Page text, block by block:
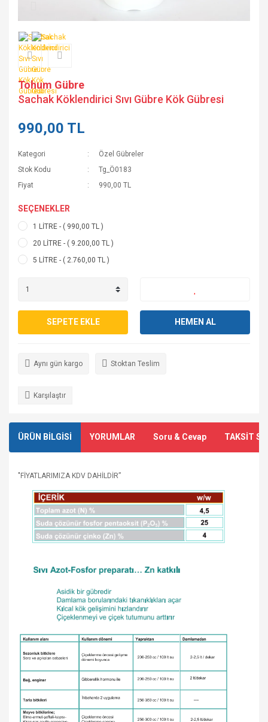
Tohum Gübre
Sachak Köklendirici Sıvı Gübre Kök Gübresi
990,00 TL
Kategori
Özel Gübreler
Stok Kodu
Tg_Ö0183
Fiyat
990,00 TL
SEÇENEKLER
1 LİTRE - ( 990,00 TL )
20 LİTRE - ( 9.200,00 TL )
5 LİTRE - ( 2.760,00 TL )
SEPETE EKLE HEMEN AL
Aynı gün kargo Stoktan Teslim
Karşılaştır
ÜRÜN BİLGİSİ YORUMLAR Soru & Cevap TAKSİT
"FİYATLARIMIZA KDV DAHİLDİR”